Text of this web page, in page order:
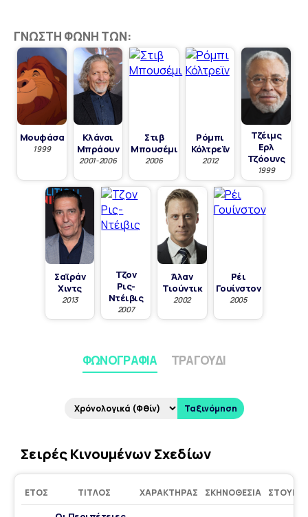
ΓΝΩΣΤΉ ΦΩΝΉ ΤΩΝ:
Μουφάσα
1999
Κλάνσι
Μπράουν
2001-2006
Στιβ
Μπουσέμι
2006
Ρόμπι
Κόλτρεϊν
2012
Τζέιμς
Ερλ
Τζόουνς
1999
Σαϊράν
Χιντς
2013
Τζον
Ρις-
Ντέιβις
2007
Άλαν
Τιούντικ
2002
Ρέι
Γουίνστον
2005
ΦΩΝΟΓΡΑΦΊΑ ΤΡΑΓΟΎΔΙ
Ταξινόμηση
Σειρές Κινουμένων Σχεδίων
ΈΤΟΣ ΤΊΤΛΟΣ ΧΑΡΑΚΤΉΡΑΣ ΣΚΗΝΟΘΕΣΊΑ